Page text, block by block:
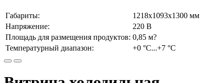
Габариты:
1218х1093х1300 мм
Напряжение:
220 В
Площадь для размещения продуктов: 0,85 м?
Температурный диапазон:
+0 °C...+7 °C